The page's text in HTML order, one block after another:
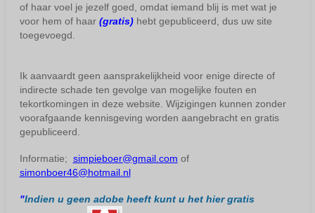
of haar voel je jezelf goed, omdat iemand blij is met wat je
voor hem of haar (gratis)hebt gepubliceerd, dus uw site
toegevoegd.
Ik aanvaardt geen aansprakelijkheid voor enige directe of
indirecte schade ten gevolge van mogelijke fouten en
tekortkomingen in deze website. Wijzigingen kunnen zonder
voorafgaande kennisgeving worden aangebracht en gratis
gepubliceerd.
Informatie; simpieboer@gmail.com of
simonboer46@hotmail.nl
"Indien u geen adobe heeft kunt u het hier gratis